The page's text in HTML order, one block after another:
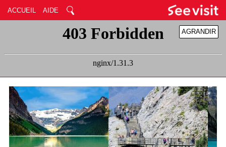
ACCUEIL AIDE
RÉDUIRE
AGRANDIR